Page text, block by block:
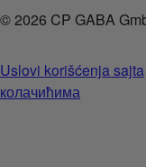
© 2026 CP GABA
Uslovi korišćenja sajta
колачићима